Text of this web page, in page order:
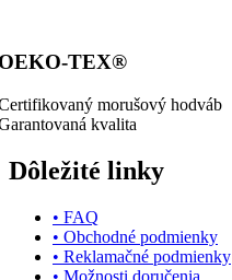
TEX®
morušový hodváb
kvalita
Dôležité linky
• FAQ
• Obchodné podmienky
• Reklamačné podmienky
• Možnosti doručenia